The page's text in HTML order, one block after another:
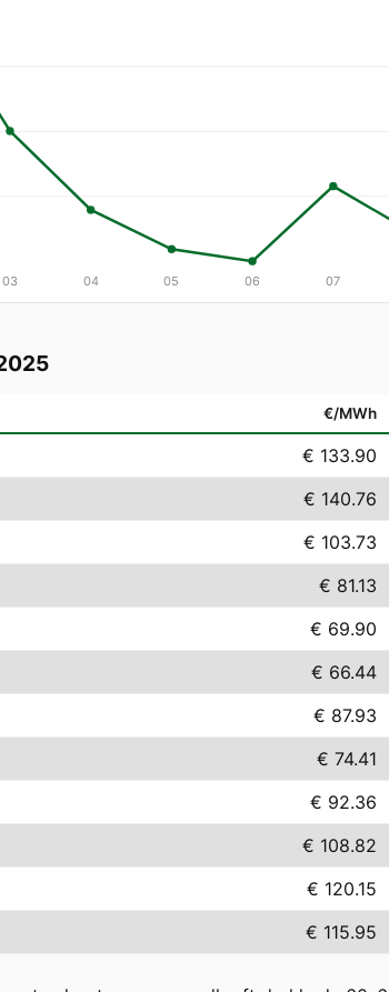
03 04 05 06 07
€/MWh
€ 133.90
€ 140.76
€ 103.73
€ 81.13
€ 69.90
€ 66.44
€ 87.93
€ 74.41
€ 92.36
€ 108.82
€ 120.15
€ 115.95